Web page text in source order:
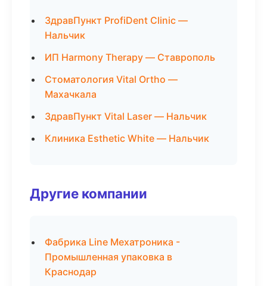
ЗдравПункт ProfiDent Clinic —
Нальчик
ИП Harmony Therapy — Ставрополь
Стоматология Vital Ortho —
Махачкала
ЗдравПункт Vital Laser — Нальчик
Клиника Esthetic White — Нальчик
Другие компании
Фабрика Line Мехатроника -
Промышленная упаковка в
Краснодар